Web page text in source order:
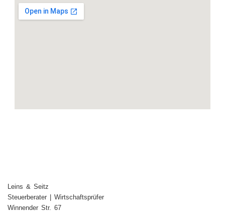
Leins & Seitz
Steuerberater | Wirtschaftsprüfer
Winnender Str. 67